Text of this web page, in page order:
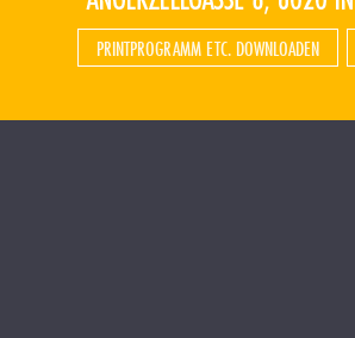
PRINTPROGRAMM ETC. DOWNLOADEN